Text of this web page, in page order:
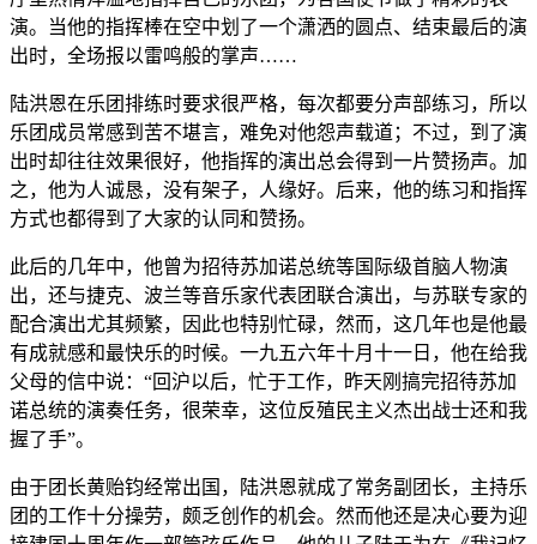
演。当他的指挥棒在空中划了一个潇洒的圆点、结束最后的演
出时，全场报以雷鸣般的掌声……
陆洪恩在乐团排练时要求很严格，每次都要分声部练习，所以
乐团成员常感到苦不堪言，难免对他怨声载道；不过，到了演
出时却往往效果很好，他指挥的演出总会得到一片赞扬声。加
之，他为人诚恳，没有架子，人缘好。后来，他的练习和指挥
方式也都得到了大家的认同和赞扬。
此后的几年中，他曾为招待苏加诺总统等国际级首脑人物演
出，还与捷克、波兰等音乐家代表团联合演出，与苏联专家的
配合演出尤其频繁，因此也特别忙碌，然而，这几年也是他最
有成就感和最快乐的时候。一九五六年十月十一日，他在给我
父母的信中说：“回沪以后，忙于工作，昨天刚搞完招待苏加
诺总统的演奏任务，很荣幸，这位反殖民主义杰出战士还和我
握了手”。
由于团长黄贻钧经常出国，陆洪恩就成了常务副团长，主持乐
团的工作十分操劳，颇乏创作的机会。然而他还是决心要为迎